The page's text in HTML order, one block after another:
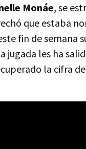
Monáe, se
que estaba
fin de semana
jugada les ha
la cifra